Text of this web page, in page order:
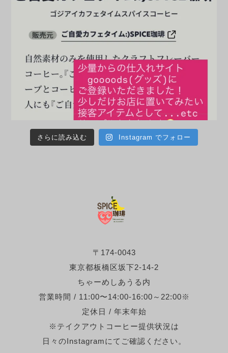
〒174-0043
東京都板橋区坂下2-14-2
ちゃーめしあうる内
営業時間 / 11:00〜14:00-16:00～22:00※
定休日 / 年末年始
※テイクアウトコーヒー提供状況は
日々のInstagramにてご確認ください。
さらに読み込む Instagram でフォロー